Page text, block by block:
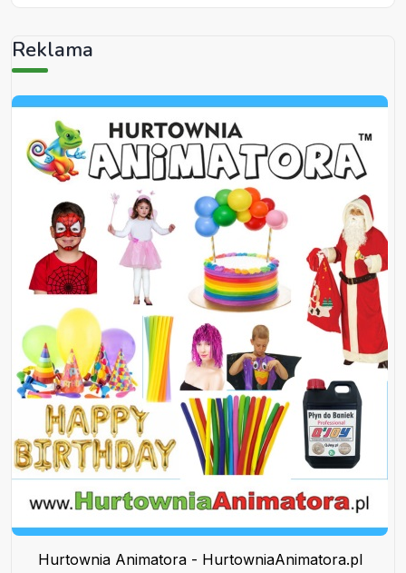
Reklama
Hurtownia Animatora - HurtowniaAnimatora.pl